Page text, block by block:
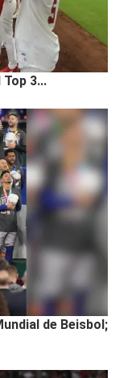
3...
de Beisbol;